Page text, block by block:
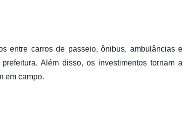
entre carros de passeio, ônibus, ambulâncias e
Além disso, os investimentos tornam a
em campo.